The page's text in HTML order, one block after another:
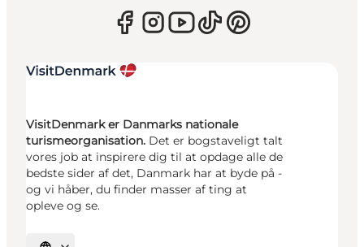
VisitDenmark er Danmarks nationale
turismeorganisation. Det er bogstaveligt talt
vores job at inspirere dig til at opdage alle de
bedste sider af det, Danmark har at byde på -
og vi håber, du finder masser af ting at
opleve og se.